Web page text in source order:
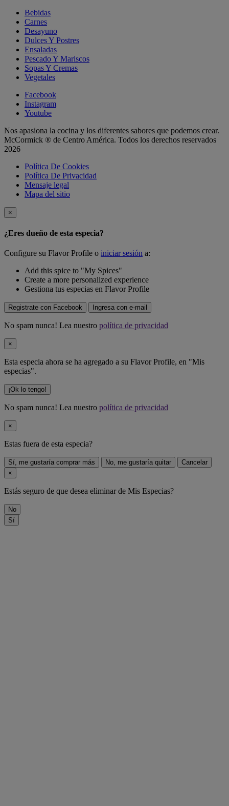
Bebidas
Carnes
Desayuno
Dulces Y Postres
Ensaladas
Pescado Y Mariscos
Sopas Y Cremas
Vegetales
Facebook
Instagram
Youtube
Nos apasiona la cocina y los diferentes sabores que podemos crear.
McCormick ® de Centro América. Todos los derechos reservados
2026
Política De Cookies
Política De Privacidad
Mensaje legal
Mapa del sitio
×
¿Eres dueño de esta especia?
Configure su Flavor Profile o iniciar sesión a:
Add this spice to "My Spices"
Create a more personalized experience
Gestiona tus especias en Flavor Profile
Registrate con Facebook Ingresa con e-mail
No spam nunca! Lea nuestro política de privacidad
×
Esta especia ahora se ha agregado a su Flavor Profile, en "Mis
especias".
¡Ok lo tengo!
No spam nunca! Lea nuestro política de privacidad
×
Estas fuera de esta especia?
Sí, me gustaría comprar más No, me gustaría quitar
Cancelar
×
Estás seguro de que desea eliminarde Mis Especias?
No
Sí